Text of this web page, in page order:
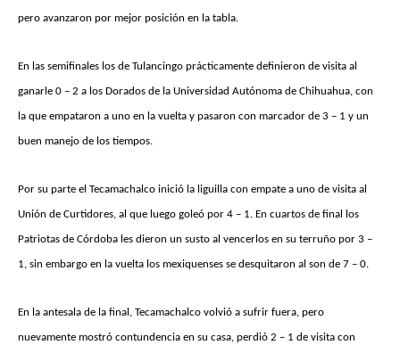
pero avanzaron por mejor posición en la tabla.
En las semifinales los de Tulancingo prácticamente definieron de visita al
ganarle 0 – 2 a los Dorados de la Universidad Autónoma de Chihuahua, con
la que empataron a uno en la vuelta y pasaron con marcador de 3 – 1 y un
buen manejo de los tiempos.
Por su parte el Tecamachalco inició la liguilla con empate a uno de visita al
Unión de Curtidores, al que luego goleó por 4 – 1. En cuartos de final los
Patriotas de Córdoba les dieron un susto al vencerlos en su terruño por 3 –
1, sin embargo en la vuelta los mexiquenses se desquitaron al son de 7 – 0.
En la antesala de la final, Tecamachalco volvió a sufrir fuera, pero
nuevamente mostró contundencia en su casa, perdió 2 – 1 de visita con